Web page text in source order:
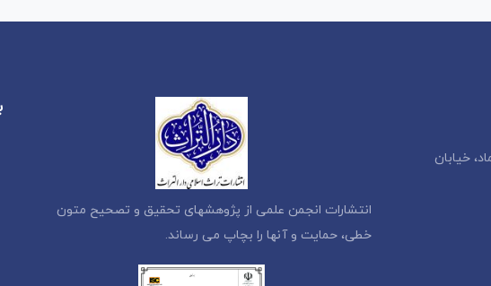
خیابان
انتشارات انجمن علمی از پژوهشهای تحقیق و تصحیح متون
خطی، حمایت و آنها را بچاپ می رساند.